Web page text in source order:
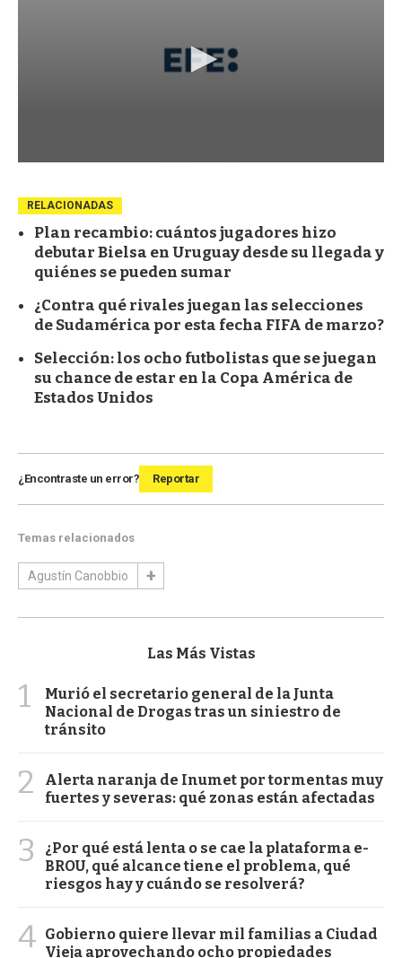
RELACIONADAS
Plan recambio: cuántos jugadores hizo
debutar Bielsa en Uruguay desde su llegada y
quiénes se pueden sumar
¿Contra qué rivales juegan las selecciones
de Sudamérica por esta fecha FIFA de marzo?
Selección: los ocho futbolistas que se juegan
su chance de estar en la Copa América de
Estados Unidos
¿Encontraste un error? Reportar
Temas relacionados
Agustín Canobbio
Las Más Vistas
1
Murió el secretario general de la Junta
Nacional de Drogas tras un siniestro de
tránsito
2
Alerta naranja de Inumet por tormentas muy
fuertes y severas: qué zonas están afectadas
3
¿Por qué está lenta o se cae la plataforma e-
BROU, qué alcance tiene el problema, qué
riesgos hay y cuándo se resolverá?
4 Gobierno quiere llevar mil familias a Ciudad
Vieja aprovechando ocho propiedades